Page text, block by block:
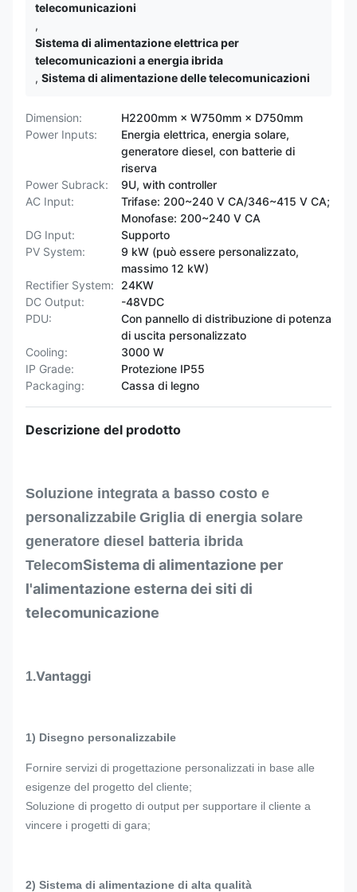
telecomunicazioni
,
Sistema di alimentazione elettrica per
telecomunicazioni a energia ibrida
, Sistema di alimentazione delle telecomunicazioni
Dimension:
H2200mm × W750mm × D750mm
Power Inputs:
Energia elettrica, energia solare,
generatore diesel, con batterie di
riserva
Power Subrack:
9U, with controller
AC Input:
Trifase: 200~240 V CA/346~415 V CA;
Monofase: 200~240 V CA
DG Input:
Supporto
PV System:
9 kW (può essere personalizzato,
massimo 12 kW)
Rectifier System:
24KW
DC Output:
-48VDC
PDU:
Con pannello di distribuzione di potenza
di uscita personalizzato
Cooling:
3000 W
IP Grade:
Protezione IP55
Packaging:
Cassa di legno
Descrizione del prodotto
Soluzione integrata a basso costo e
personalizzabile Griglia di energia solare
generatore diesel batteria ibrida
TelecomSistema di alimentazione per
l'alimentazione esterna dei siti di
telecomunicazione
1.Vantaggi
1) Disegno personalizzabile
Fornire servizi di progettazione personalizzati in base alle
esigenze del progetto del cliente;
Soluzione di progetto di output per supportare il cliente a
vincere i progetti di gara;
2) Sistema di alimentazione di alta qualità